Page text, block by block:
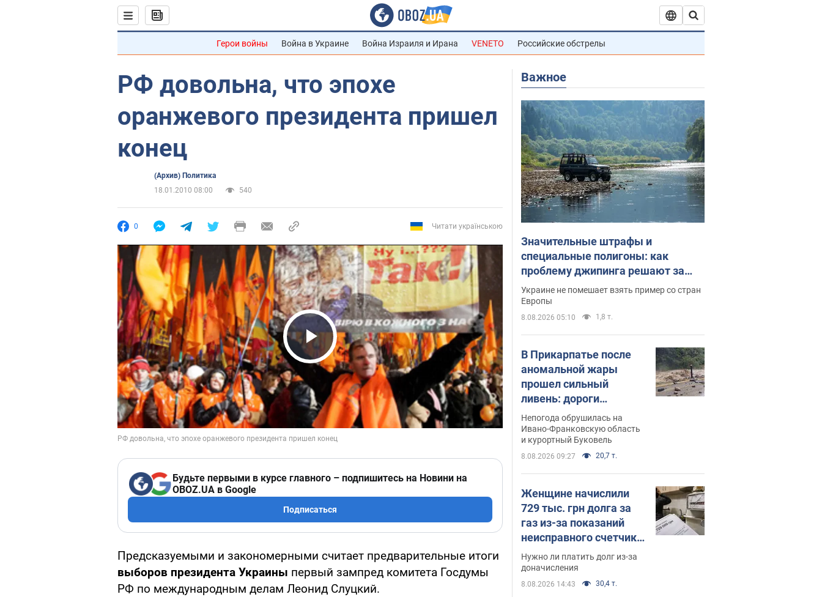
Герои войны Война в Украине Война Израиля и Ирана VENETO Российские обстрелы
РФ довольна, что эпохе
оранжевого президента пришел
конец
(Архив) Политика
18.01.2010 08:00
540
0 Читати українською
Play Video
Будьте первыми в курсе главного – подпишитесь на Новини на
OBOZ.UA в Google
Подписаться
Предсказуемыми и закономерными считает предварительные итоги
выборов президента Украины первый зампред комитета Госдумы
РФ по международным делам Леонид Слуцкий.
Важное
Значительные штрафы и
специальные полигоны: как
проблему джипинга решают за
границей
Украине не помешает взять пример со стран
Европы
8.08.2026 05:10 1,8 т.
В Прикарпатье после
аномальной жары
прошел сильный
ливень: дороги
превратились в реки.
Видео
Непогода обрушилась на
Ивано-Франковскую область
и курортный Буковель
8.08.2026 09:27 20,7 т.
Женщине начислили
729 тыс. грн долга за
газ из-за показаний
неисправного счетчика:
судья вынес
неожиданное решение
Нужно ли платить долг из-за
доначисления
8.08.2026 14:43 30,4 т.